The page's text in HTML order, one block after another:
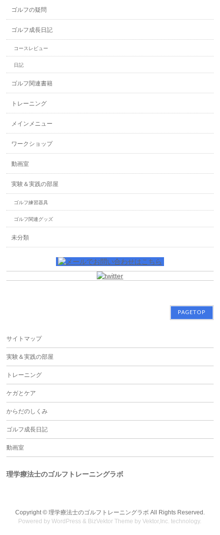
ゴルフの疑問
ゴルフ成長日記
コースレビュー
日記
ゴルフ関連書籍
トレーニング
メインメニュー
ワークショップ
動画室
実験＆実践の部屋
ゴルフ練習器具
ゴルフ関連グッズ
未分類
PAGETOP
サイトマップ
実験＆実践の部屋
トレーニング
ケガとケア
からだのしくみ
ゴルフ成長日記
動画室
理学療法士のゴルフトレーニングラボ
Copyright © 理学療法士のゴルフトレーニングラボ All Rights Reserved.
Powered byWordPress & BizVektor Theme byVektor,Inc. technology.